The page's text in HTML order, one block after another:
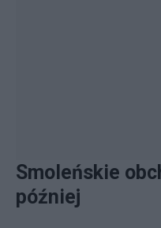
Smoleńskie
później